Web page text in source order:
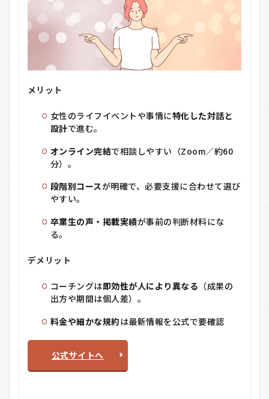
メリット
女性のライフイベントや事情に特化した対話と
設計で進む。
オンライン完結で相談しやすい（Zoom／約60
分）。
段階別コースが明確で、必要支援に合わせて選び
やすい。
卒業生の声・掲載実績が事前の判断材料にな
る。
デメリット
コーチングは即効性が人により異なる （成果の
出方や期間は個人差）。
料金や細かな規約は最新情報を公式で要確認
公式サイトへ